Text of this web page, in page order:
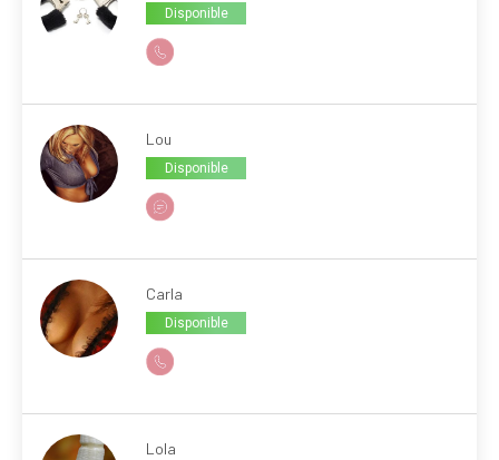
Disponible
Lou
Disponible
Carla
Disponible
Lola